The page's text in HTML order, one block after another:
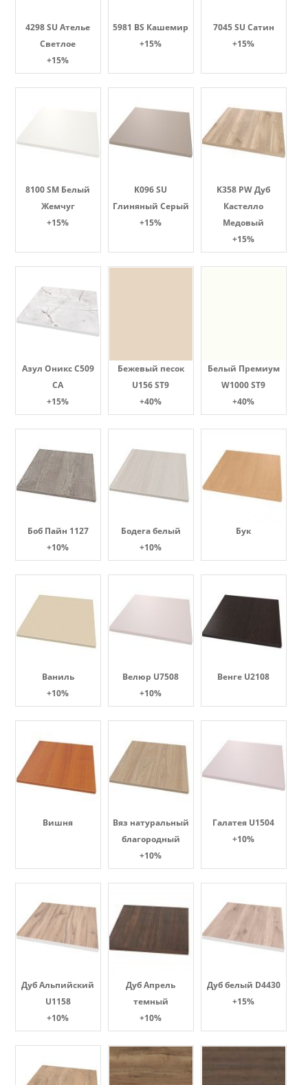
4298 SU Ателье
Светлое
+15%
5981 BS Кашемир
+15%
7045 SU Сатин
+15%
8100 SM Белый
Жемчуг
+15%
K096 SU
Глиняный Серый
+15%
K358 PW Дуб
Кастелло
Медовый
+15%
Азул Оникс С509
СА
+15%
Бежевый песок
U156 ST9
+40%
Белый Премиум
W1000 ST9
+40%
Боб Пайн 1127
+10%
Бодега белый
+10%
Бук
Ваниль
+10%
Велюр U7508
+10%
Венге U2108
Вишня
Вяз натуральный
благородный
+10%
Галатея U1504
+10%
Дуб Альпийский
U1158
+10%
Дуб Апрель
темный
+10%
Дуб белый D4430
+15%